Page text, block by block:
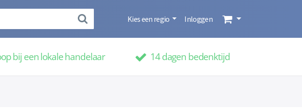
Kies een regio Inloggen
bij een lokale handelaar 14 dagen bedenktijd